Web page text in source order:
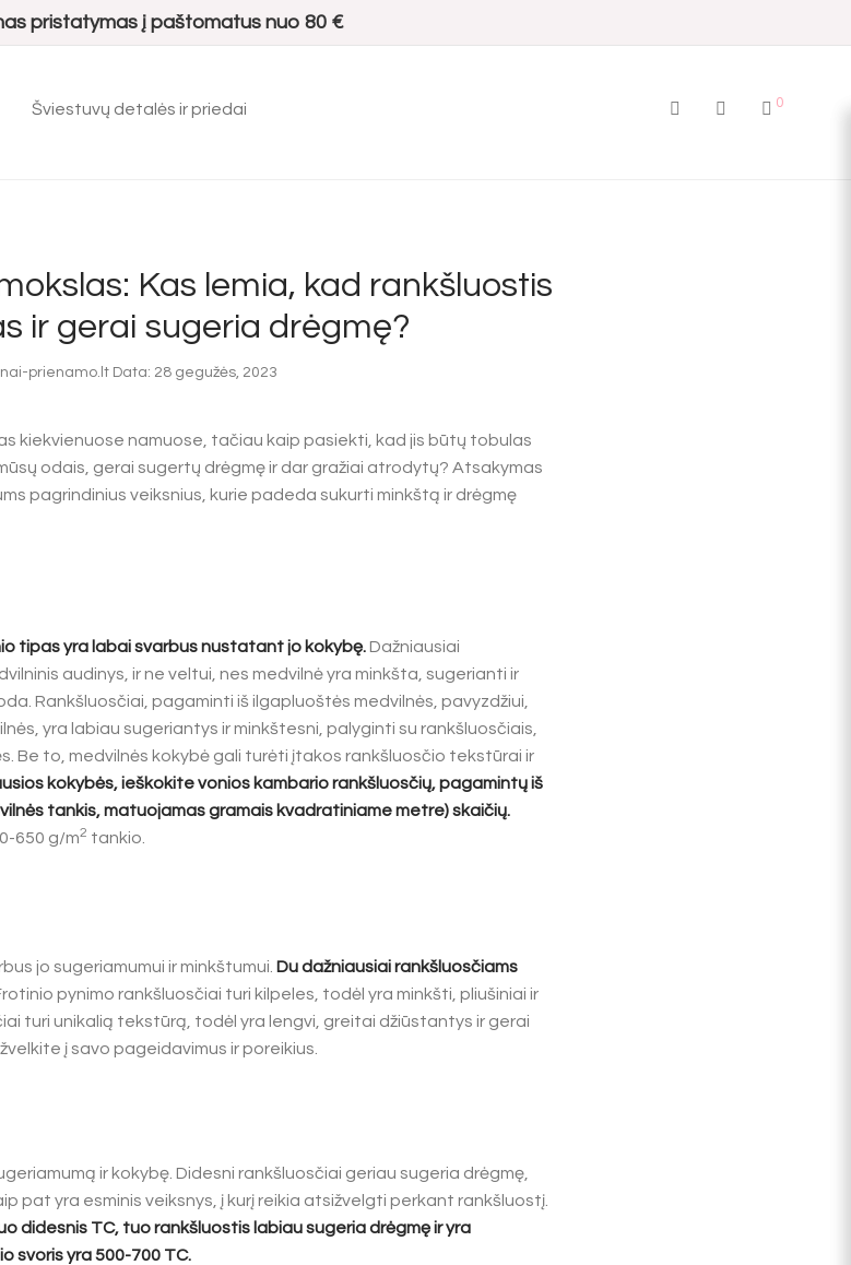
pristatymas į paštomatus nuo 80 €
Šviestuvų detalės ir priedai 0
Kas lemia, kad rankšluostis
ir gerai sugeria drėgmę?
prienamo.lt Data: 28 gegužės, 2023
kiekvienuose namuose, tačiau kaip pasiekti, kad jis būtų tobulas
odais, gerai sugertų drėgmę ir dar gražiai atrodytų? Atsakymas
pagrindinius veiksnius, kurie padeda sukurti minkštą ir drėgmę
tipas yra labai svarbus nustatant jo kokybę.Dažniausiai
audinys, ir ne veltui, nes medvilnė yra minkšta, sugerianti ir
Rankšluosčiai, pagaminti iš ilgapluoštės medvilnės, pavyzdžiui,
yra labiau sugeriantys ir minkštesni, palyginti su rankšluosčiais,
Be to, medvilnės kokybė gali turėti įtakos rankšluosčio tekstūrai ir
kokybės, ieškokitevonios kambario rankšluosčių, pagamintų iš
tankis, matuojamas gramais kvadratiniame metre) skaičių.
650 g/m2 tankio.
jo sugeriamumui ir minkštumui. Du dažniausiai rankšluosčiams
pynimo rankšluosčiai turi kilpeles, todėl yra minkšti, pliušiniai ir
turi unikalią tekstūrą, todėl yra lengvi, greitai džiūstantys ir gerai
į savo pageidavimus ir poreikius.
ir kokybę. Didesni rankšluosčiai geriau sugeria drėgmę,
pat yra esminis veiksnys, į kurį reikia atsižvelgti perkant rankšluostį.
didesnis TC, tuo rankšluostis labiau sugeria drėgmę ir yra
svoris yra 500-700 TC.